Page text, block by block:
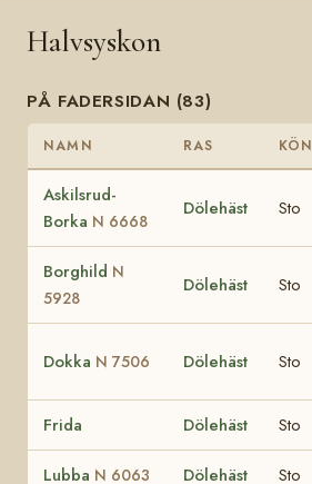
Halvsyskon
PÅ FADERSIDAN (83)
NAMN RAS KÖN
Askilsrud-
Borka N 6668
Dölehäst Sto
Borghild N
5928
Dölehäst Sto
Dokka N 7506 Dölehäst Sto
Frida Dölehäst Sto
Lubba N 6063 Dölehäst Sto